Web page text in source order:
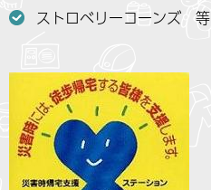
ストロベリーコーンズ 等